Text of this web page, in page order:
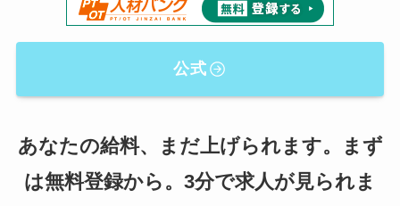
公式
あなたの給料、まだ上げられます。まず
は無料登録から。3分で求人が見られま